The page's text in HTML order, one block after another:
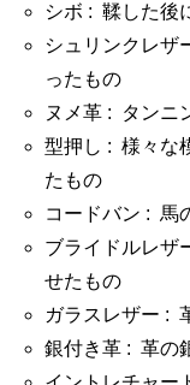
シボ : 鞣した後
シュリンクレザ
ったもの
ヌメ革 : タンニ
型押し : 様々な
たもの
コードバン : 馬
ブライドルレザ
せたもの
ガラスレザー :
銀付き革 : 革の